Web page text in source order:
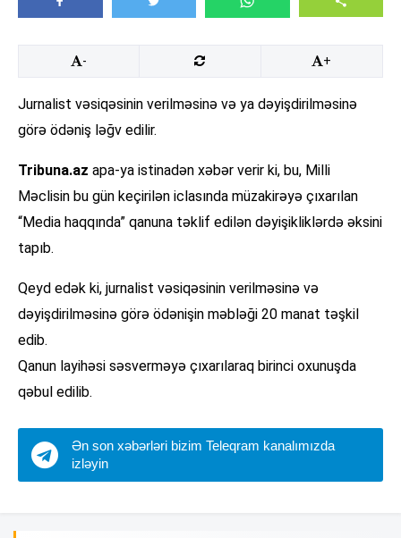
- +
Jurnalist vəsiqəsinin verilməsinə və ya dəyişdirilməsinə
görə ödəniş ləğv edilir.
Tribuna.az apa-ya istinadən xəbər verir ki, bu, Milli
Məclisin bu gün keçirilən iclasında müzakirəyə çıxarılan
“Media haqqında” qanuna təklif edilən dəyişikliklərdə əksini
tapıb.
Qeyd edək ki, jurnalist vəsiqəsinin verilməsinə və
dəyişdirilməsinə görə ödənişin məbləği 20 manat təşkil
edib.
Qanun layihəsi səsverməyə çıxarılaraq birinci oxunuşda
qəbul edilib.
Ən son xəbərləri bizim Teleqram kanalımızda
izləyin